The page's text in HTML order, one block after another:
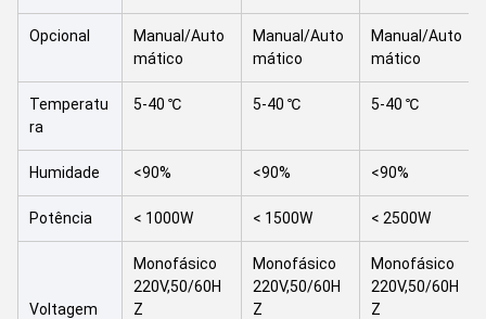
Opcional
Manual/Auto
mático
Manual/Auto
mático
Manual/Auto
mático
Temperatu
ra
5-40 ℃ 5-40 ℃ 5-40 ℃
Humidade <90% <90% <90%
Potência < 1000W < 1500W < 2500W
Voltagem
Monofásico
220V,50/60H
Z
Monofásico
220V,50/60H
Z
Monofásico
220V,50/60H
Z